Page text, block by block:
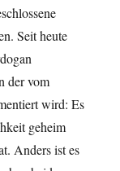
Seit heute
der vom
wird: Es
geheim
Anders ist es